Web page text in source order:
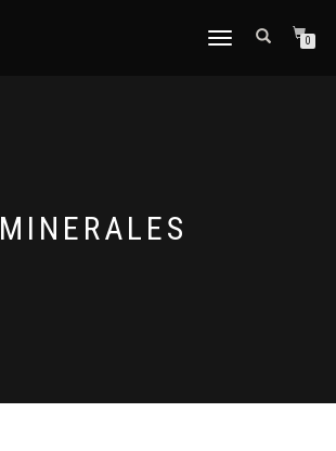
CAMBIAR
0
MINERALES